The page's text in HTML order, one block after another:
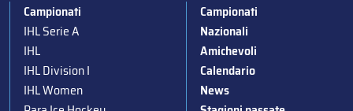
Campionati
IHL Serie A
IHL
IHL Division I
IHL Women
Campionati
Nazionali
Amichevoli
Calendario
News